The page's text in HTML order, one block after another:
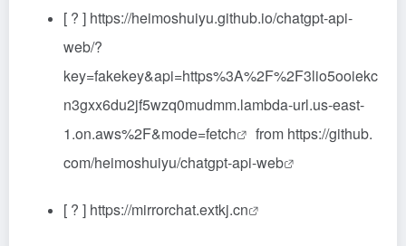
[ ? ] https://heimoshuiyu.github.io/chatgpt-api-
web/?
key=fakekey&api=https%3A%2F%2F3lio5ooiekc
n3gxx6du2jf5wzq0mudmm.lambda-url.us-east-
1.on.aws%2F&mode=fetch
from https://github.
com/heimoshuiyu/chatgpt-api-web
[ ? ] https://mirrorchat.extkj.cn